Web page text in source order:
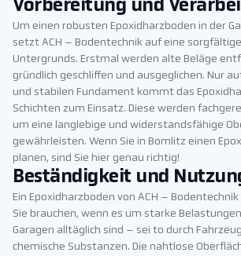
Vorbereitung und
Um einen robusten Epoxidharzboden in der
setzt ACH – Bodentechnik auf eine
Untergrunds. Erstmal werden alte Beläge
gründlich geschliffen und ausgeglichen. Nur
und stabilen Fundament kommt das
Schichten zum Einsatz. Diese werden
um eine langlebige und widerstandsfähige
gewährleisten. Wenn Sie in Bomlitz einen
planen, sind Sie hier genau richtig!
Beständigkeit und
Ein Epoxidharzboden von ACH –
Sie brauchen, wenn es um starke
Garagen alltäglich sind – sei to durch
chemische Substanzen. Die nahtlose